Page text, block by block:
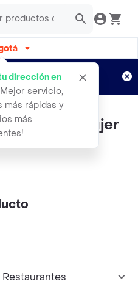
dirección en
Mejor servicio,
más rápidas y
más
semanas
Aplican TyC
Talla L Mujer